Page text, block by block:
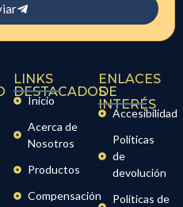
LINKS
DESTACADOS
Inicio
Acerca de
Nosotros
Productos
Compensación
ENLACES
DE
INTERÉS
Accesibilidad
Políticas
de
devolución
Políticas de